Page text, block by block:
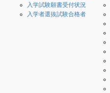
入学試験願書受付状況
入学者選抜試験合格者